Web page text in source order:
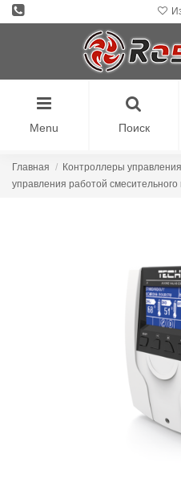
Menu Поиск
Главная Контроллеры управления
управления работой смесительного